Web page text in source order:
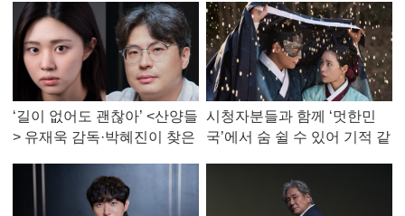
‘길이 없어도 괜찮아’ <산양들
> 유재욱 감독·박혜진이 찾은
시청자분들과 함께 ‘멋한민
국’에서 숨 쉴 수 있어 기적 같